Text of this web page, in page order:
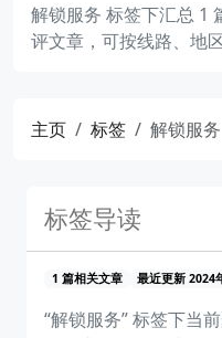
解锁服务 标签下汇总 1
评文章，可按线路、地
主页 标签 解锁服务
标签导读
1 篇相关文章 最近更新 2024
“解锁服务” 标签下当